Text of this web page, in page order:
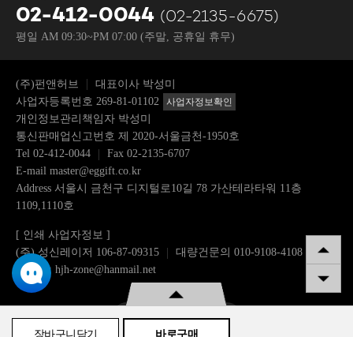
장바구니담기 바로구매
구매수량
02-412-0044 (02-2135-6675)
평일 AM 09:30~PM 07:00 (주말, 공휴일 휴무)
(주)펀앤허브
대표이사 박성미
사업자등록번호 269-81-01102
사업자정보확인
개인정보관리책임자 박성미
통신판매업신고번호 제 2020-서울금천-1950호
Tel 02-412-0044
Fax 02-2135-6707
E-mail master@eggift.co.kr
Address 서울시 금천구 디지털로10길 78 가산테라타워 11층
1109,1110호
[ 인쇄 사업자정보 ]
(주) 성신레이저 106-87-09315
대량건문의 010-9108-4108
이메일: hjh-zone@hanmail.net